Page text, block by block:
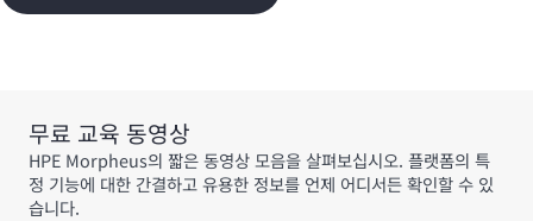
무료 교육 동영상
HPE Morpheus의 짧은 동영상 모음을 살펴보십시오. 플랫폼의 특
정 기능에 대한 간결하고 유용한 정보를 언제 어디서든 확인할 수 있
습니다.